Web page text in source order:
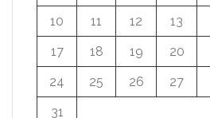
10
11 12 13
17
18 19 20
24
25 26 27
31